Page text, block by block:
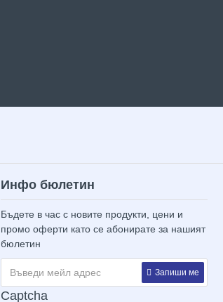
Инфо бюлетин
Бъдете в час с новите продукти, цени и
промо оферти като се абонирате за нашият
бюлетин
Запиши ме
Captcha